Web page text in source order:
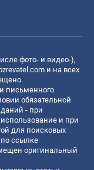
фото- и видео-),
и на всех
письменного
обязательной
- при
и при
для поисковых
по ссылке
оригинальный